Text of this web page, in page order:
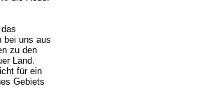
bei uns aus
zu den
Land.
für ein
Gebiets